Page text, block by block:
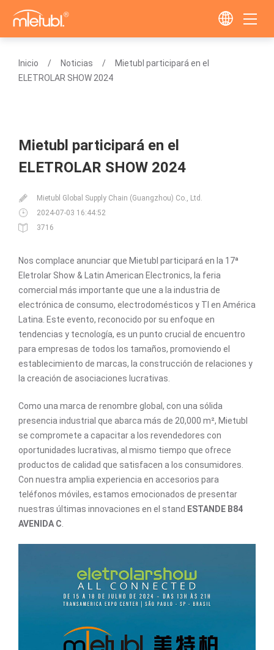
Inicio Noticias
Mietubl participará en el
ELETROLAR SHOW 2024
Mietubl participará en el
ELETROLAR SHOW 2024
Mietubl Global Supply Chain (Guangzhou) Co., Ltd.
2024-07-03 16:44:52
3716
Nos complace anunciar que Mietubl participará en la 17ª
Eletrolar Show & Latin American Electronics, la feria
comercial más importante que une a la industria de
electrónica de consumo, electrodomésticos y TI en América
Latina. Este evento, reconocido por su enfoque en
tendencias y tecnología, es un punto crucial de encuentro
para empresas de todos los tamaños, promoviendo el
establecimiento de marcas, la construcción de relaciones y
la creación de asociaciones lucrativas.
Como una marca de renombre global, con una sólida
presencia industrial que abarca más de 20,000 m², Mietubl
se compromete a capacitar a los revendedores con
oportunidades lucrativas, al mismo tiempo que ofrece
productos de calidad que satisfacen a los consumidores.
Con nuestra amplia experiencia en accesorios para
teléfonos móviles, estamos emocionados de presentar
nuestras últimas innovaciones en el stand ESTANDE B84
AVENIDA C